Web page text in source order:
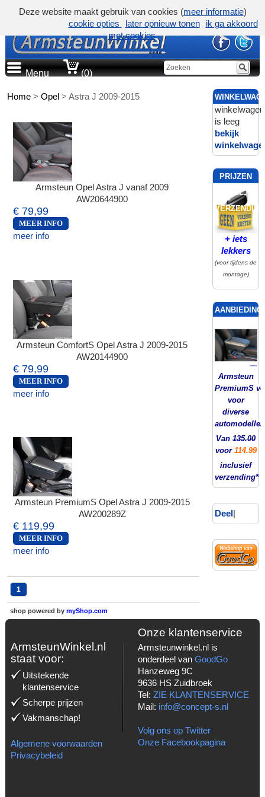
Menu (0)
Home >Opel >Astra J 2009-2015
Armsteun Opel Astra J vanaf 2009
AW20644900
€ 79,99
MEER INFO
meer info
Armsteun ComfortS Opel Astra J 2009-2015
AW20144900
€ 79,99
MEER INFO
meer info
Armsteun PremiumS Opel Astra J 2009-2015
AW200289Z
€ 119,99
MEER INFO
meer info
1
shop powered bymyShop.com
winkelwagen
is leeg
bekijk
PRIJZEN
INCL.
VERZENDING
+ iets
lekkers
(voor tijdens de
montage)
Armsteun
PremiumS
voor
diverse
automodellen
Van135.00
voor 114.99
inclusief
verzending*
Deel|
ArmsteunWinkel.nl
staat voor:
Uitstekende
klantenservice
Scherpe prijzen
Vakmanschap!
Algemene voorwaarden
Privacybeleid
Onze klantenservice
Armsteunwinkel.nl is
onderdeel van GoodGo
Hanzeweg 9C
9636 HS Zuidbroek
Tel: ZIE KLANTENSERVICE
Mail: info@concept-s.nl
Volg ons op Twitter
Onze Facebookpagina
Deze website maakt gebruik van cookies (meer informatie)
cookie opties
later opnieuw tonen
ik ga akkoord
met cookies